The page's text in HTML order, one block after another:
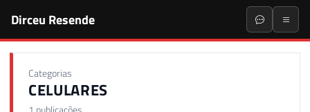
Dirceu Resende
Categorias
CELULARES